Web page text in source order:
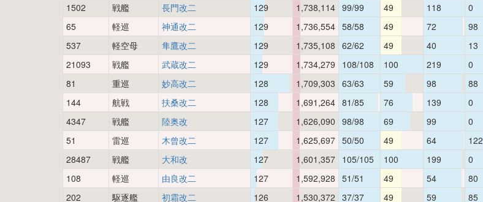
1502
戦艦 長門改二 129 1,738,114 99/99 49 118 0
65
軽巡 神通改二 129 1,736,554 58/58 49 72 98
537
軽空母 隼鷹改二 129 1,735,108 62/62 49 40 13
21093
戦艦 武蔵改二 129 1,734,279 108/108 100 219 0
81
重巡 妙高改二 128 1,709,303 63/63 59 98 88
144
航戦 扶桑改二 128 1,691,264 81/85 76 139 0
4347
戦艦 陸奥改 127 1,626,090 98/98 69 99 0
51
雷巡 木曾改二 127 1,625,697 50/50 49 64 122
28487
戦艦 大和改 127 1,601,357 105/105 100 199 0
108
軽巡 由良改二 127 1,592,928 51/51 49 54 80
202
駆逐艦 初霜改二 126 1,530,372 37/37 49 59 85